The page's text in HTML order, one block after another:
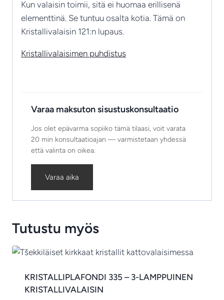
Kun valaisin toimii, sitä ei huomaa erillisenä
elementtinä. Se tuntuu osalta kotia. Tämä on
Kristallivalaisin 121:n lupaus.
Kristallivalaisimen puhdistus
Varaa maksuton sisustuskonsultaatio
Jos olet epävarma sopiiko tämä tilaasi, voit varata
20 min konsultaatioajan — varmistetaan yhdessä
että valinta on oikea.
Varaa aika
Tutustu myös
KRISTALLIPLAFONDI 335 – 3-LAMPPUINEN
KRISTALLIVALAISIN